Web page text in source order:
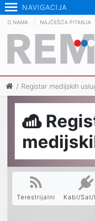
NAVIGACIJA
O NAMA NAJČEŠĆA PITANJA
Registar medijskih
Terestrijalni Kabl/Sat/